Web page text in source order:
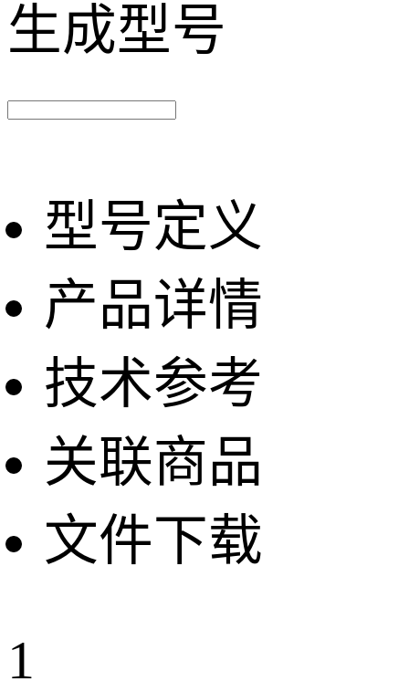
生成型号
型号定义
产品详情
技术参考
关联商品
文件下载
1